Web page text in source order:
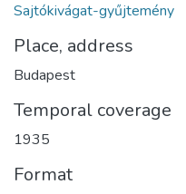
Sajtókivágat-gyűjtemény
Place, address
Budapest
Temporal coverage
1935
Format